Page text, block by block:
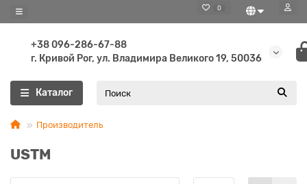
0
+38 096-286-67-88
г. Кривой Рог, ул. Владимира Великого 19, 50036
Каталог
Производитель
USTM